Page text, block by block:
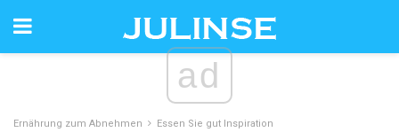
ad
Ernährung zum Abnehmen Essen Sie gut Inspiration